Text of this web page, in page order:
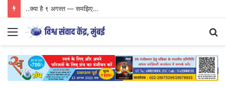
..क्या है ९ अगस्त — समझिए…
Menu